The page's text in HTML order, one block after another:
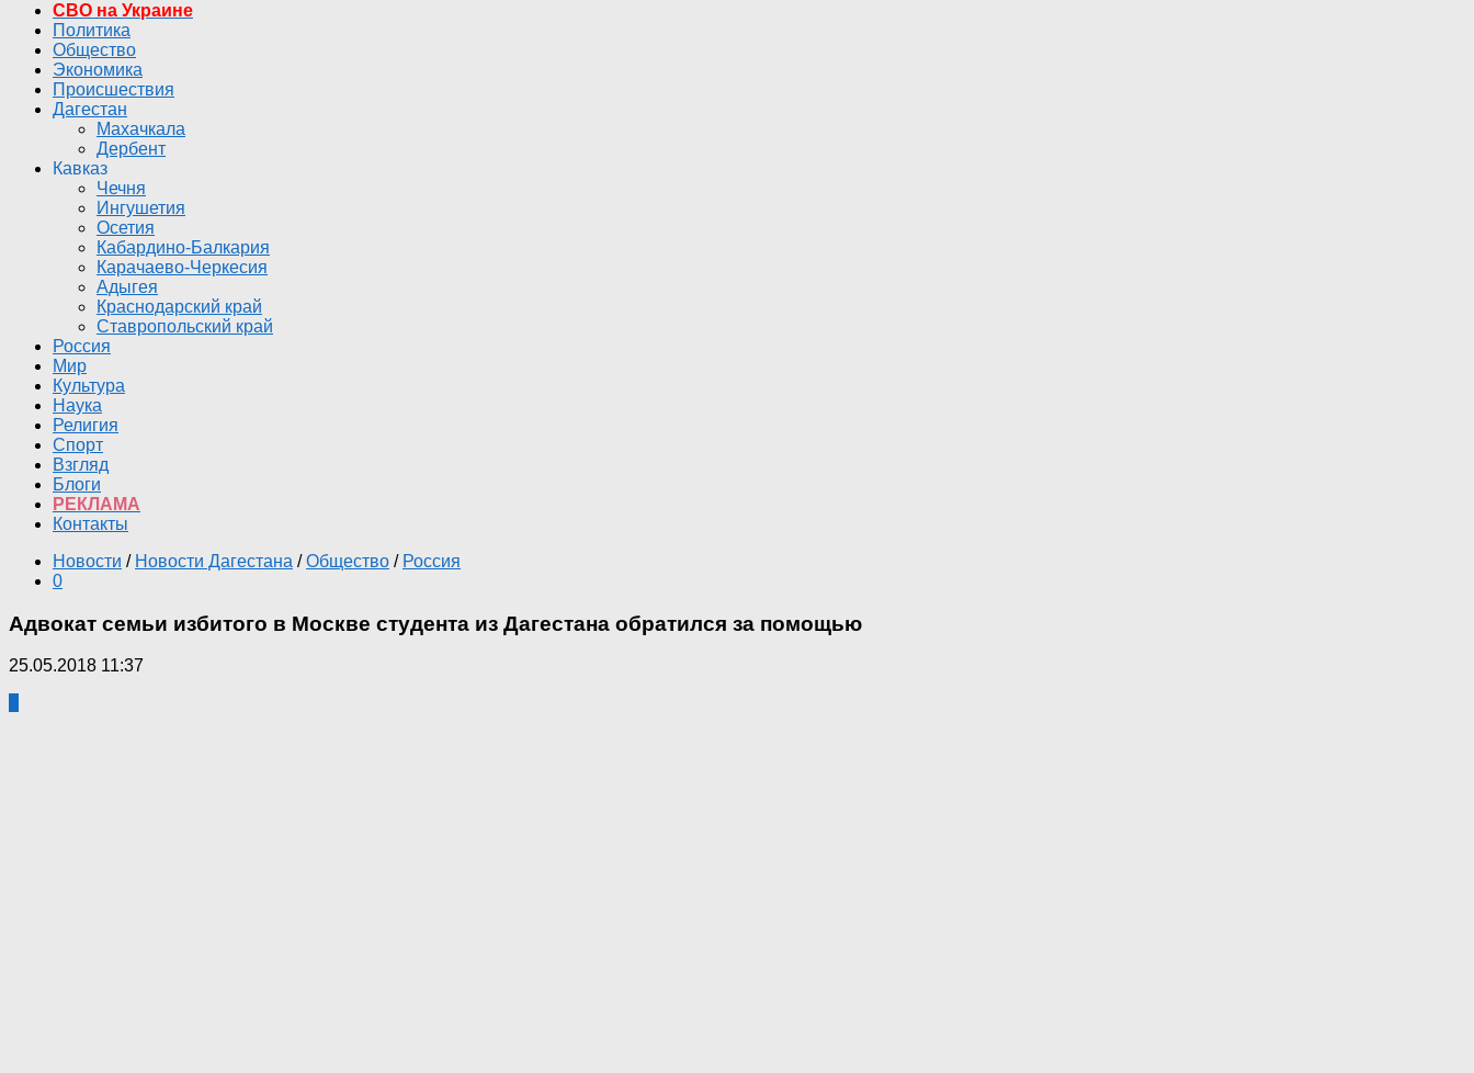
СВО на Украине
Политика
Общество
Экономика
Происшествия
Дагестан
Махачкала
Дербент
Кавказ
Чечня
Ингушетия
Осетия
Кабардино-Балкария
Карачаево-Черкесия
Адыгея
Краснодарский край
Ставропольский край
Россия
Мир
Культура
Наука
Религия
Спорт
Взгляд
Блоги
РЕКЛАМА
Контакты
Новости / Новости Дагестана / Общество / Россия
0
Адвокат семьи избитого в Москве студента из Дагестана обратился за помощью
25.05.2018 11:37